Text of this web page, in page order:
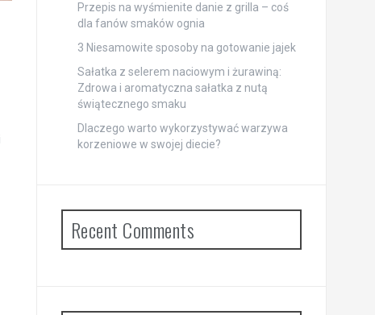
Przepis na wyśmienite danie z grilla – coś
dla fanów smaków ognia
3 Niesamowite sposoby na gotowanie jajek
Sałatka z selerem naciowym i żurawiną:
Zdrowa i aromatyczna sałatka z nutą
świątecznego smaku
Dlaczego warto wykorzystywać warzywa
korzeniowe w swojej diecie?
Recent Comments